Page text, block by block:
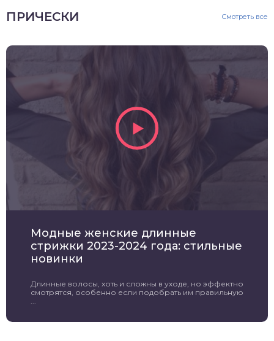
ПРИЧЕСКИ Смотреть все
Модные женские длинные
стрижки 2023-2024 года: стильные
новинки
Длинные волосы, хоть и сложны в уходе, но эффектно
смотрятся, особенно если подобрать им правильную
...